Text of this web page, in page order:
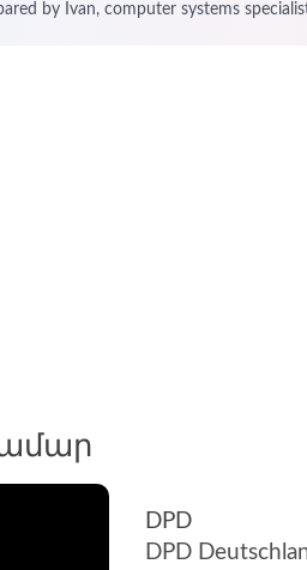
by Ivan, computer systems
DPD
DPD